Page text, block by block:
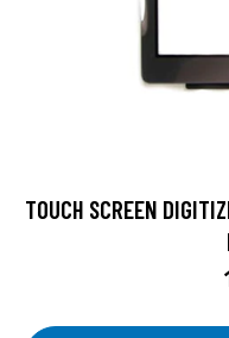
TOUCH SCREEN